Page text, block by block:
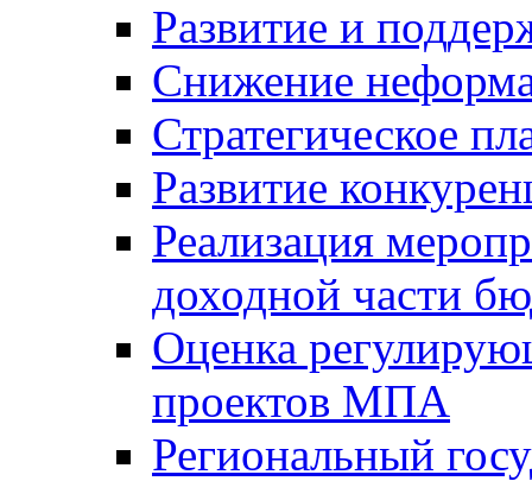
Развитие и
Снижение
Стратегическое
Развитие
Реализация
доходной части
Оценка
проектов МПА
Региональный